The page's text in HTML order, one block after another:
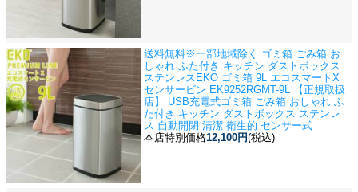
送料無料※一部地域除く ゴミ箱 ごみ箱 お
しゃれ ふた付き キッチン ダストボックス
ステンレス EKO ゴミ箱 9L エコスマートX
センサービン EK9252RGMT-9L 【正規取扱
店】 USB充電式ゴミ箱 ごみ箱 おしゃれ ふ
た付き キッチン ダストボックス ステンレ
ス 自動開閉 清潔 衛生的 センサー式
本店特別価格12,100円(税込)